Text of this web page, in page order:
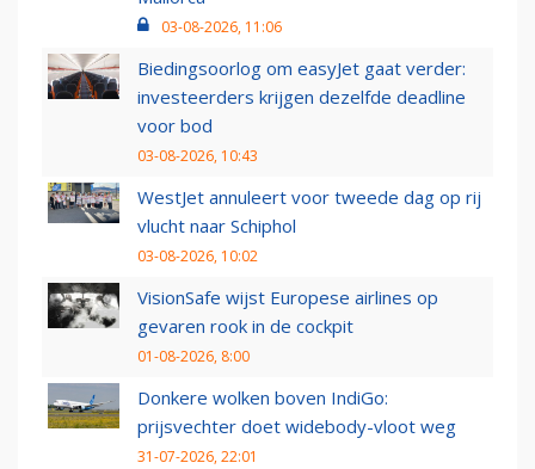
03-08-2026, 11:06
Biedingsoorlog om easyJet gaat verder:
investeerders krijgen dezelfde deadline
voor bod
03-08-2026, 10:43
WestJet annuleert voor tweede dag op rij
vlucht naar Schiphol
03-08-2026, 10:02
VisionSafe wijst Europese airlines op
gevaren rook in de cockpit
01-08-2026, 8:00
Donkere wolken boven IndiGo:
prijsvechter doet widebody-vloot weg
31-07-2026, 22:01